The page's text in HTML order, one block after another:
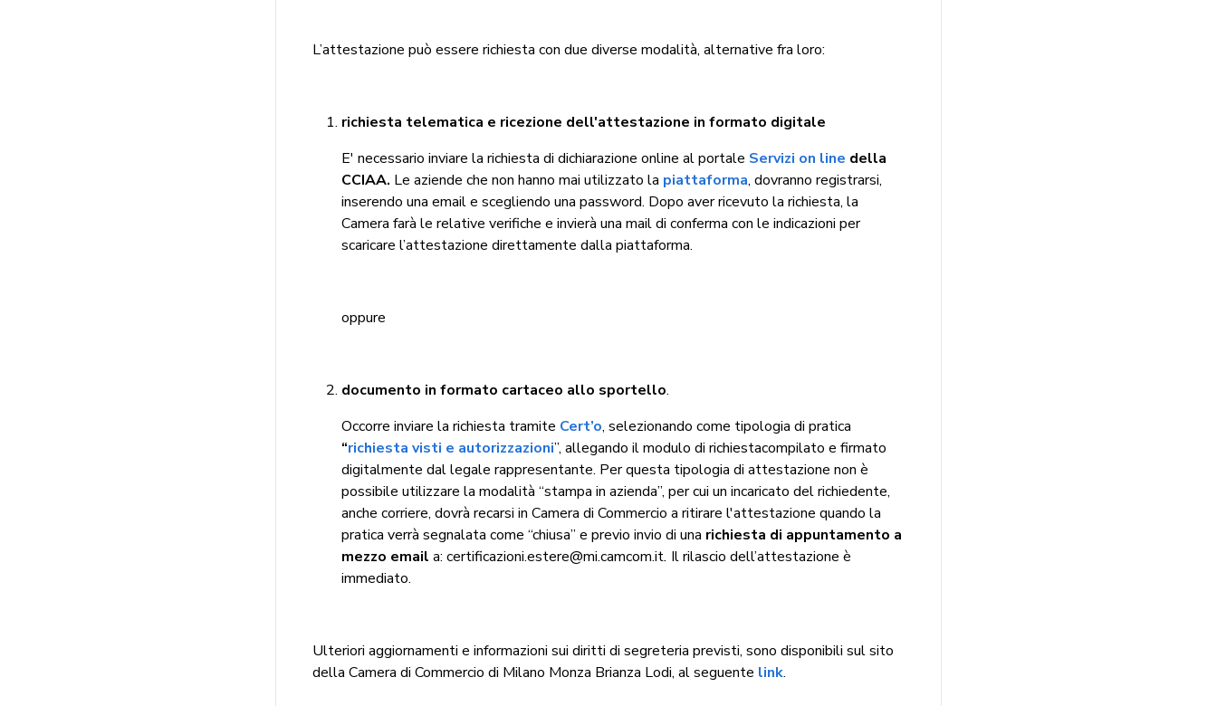
L’attestazione può essere richiesta con due diverse modalità, alternative fra loro:
richiesta telematica e ricezione dell'attestazione in formato digitale
E' necessario inviare la richiesta di dichiarazione online al portale Servizi on line della
CCIAA. Le aziende che non hanno mai utilizzato la piattaforma, dovranno registrarsi,
inserendo una email e scegliendo una password. Dopo aver ricevuto la richiesta, la
Camera farà le relative verifiche e invierà una mail di conferma con le indicazioni per
scaricare l’attestazione direttamente dalla piattaforma.
oppure
documento in formato cartaceo allo sportello.
Occorre inviare la richiesta tramite Cert’o, selezionando come tipologia di pratica
“richiesta visti e autorizzazioni”, allegando il modulo di richiestacompilato e firmato
digitalmente dal legale rappresentante. Per questa tipologia di attestazione non è
possibile utilizzare la modalità “stampa in azienda”, per cui un incaricato del richiedente,
anche corriere, dovrà recarsi in Camera di Commercio a ritirare l'attestazione quando la
pratica verrà segnalata come “chiusa” e previo invio di una richiesta di appuntamento a
mezzo email a: certificazioni.estere@mi.camcom.it. Il rilascio dell’attestazione è
immediato.
Ulteriori aggiornamenti e informazioni sui diritti di segreteria previsti, sono disponibili sul sito
della Camera di Commercio di Milano Monza Brianza Lodi, al seguente link.